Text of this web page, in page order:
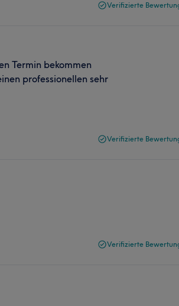
Verifizierte
Termin bekommen
professionellen sehr
Verifizierte
Verifizierte